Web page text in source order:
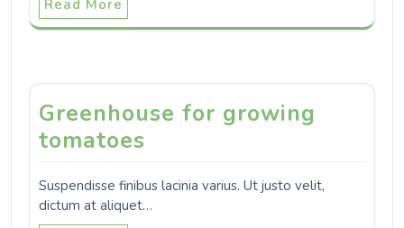
Read More
Greenhouse for growing
tomatoes
Suspendisse finibus lacinia varius. Ut justo velit,
dictum at aliquet…